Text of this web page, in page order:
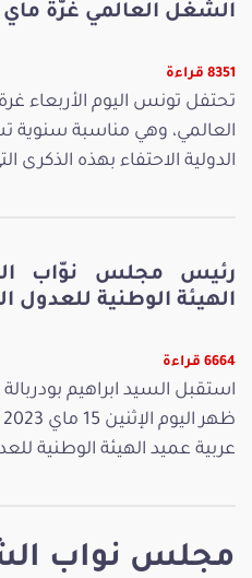
مجلس نواب
الشغل العالمي غرّة ماي 2024
8351 قراءة
العالمي، وهي مناسبة
الدولية الاحتفاء بهذه الذكرى
رئيس مجلس نوّاب
الهيئة الوطنية للعدول
6664 قراءة
استقبل السيد ابراهيم
عربية عميد الهيئة الوطنية